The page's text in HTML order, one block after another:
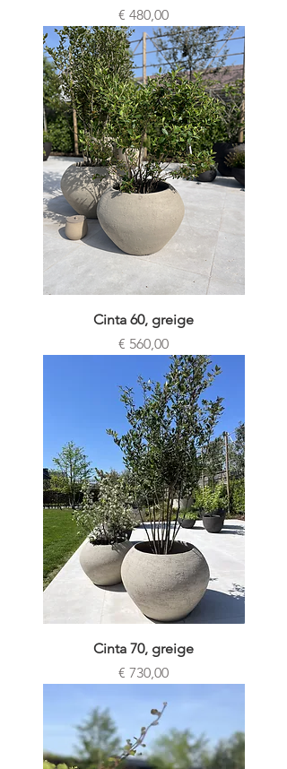
Prijs
€ 480,00
Cinta 60, greige
Prijs
€ 560,00
Cinta 70, greige
Prijs
€ 730,00